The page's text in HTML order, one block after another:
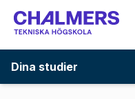
Gå till
Dina studier